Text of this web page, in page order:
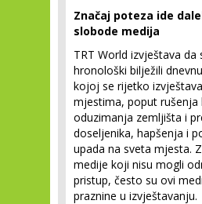
Značaj poteza ide
slobode medija
TRT World izvještava da
hronološki bilježili
kojoj se rijetko
mjestima, poput rušenja
oduzimanja zemljišta i
doseljenika, hapšenja i
upada na sveta mjesta.
medije koji nisu mogli
pristup, često su ovi
praznine u izvještavanju.